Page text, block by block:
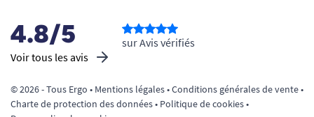
4.8/5
Voir tous les avis
sur Avis vérifiés
© 2026 - Tous Ergo • Mentions légales•Conditions générales de vente•
Charte de protection des données• Politique de cookies•